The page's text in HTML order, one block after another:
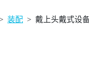
装配 > 戴上头戴式设备